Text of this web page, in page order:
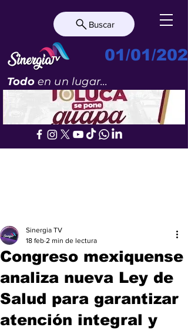
Buscar
01/01/
Todoen un lugar...
Congreso mexiquense
analiza nueva Ley de
Salud para garantizar
atención integral y
Sinergia TV
18 feb 2 min de lectura